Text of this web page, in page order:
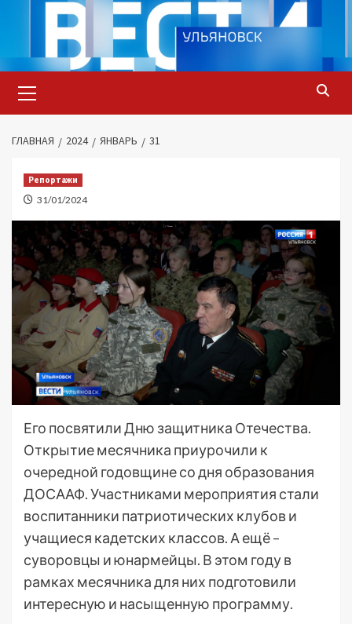
содержимому
меню
ГЛАВНАЯ 2024 ЯНВАРЬ 31
Репортажи
31/01/2024
Его посвятили Дню защитника Отечества.
Открытие месячника приурочили к
очередной годовщине со дня образования
ДОСААФ. Участниками мероприятия стали
воспитанники патриотических клубов и
учащиеся кадетских классов. А ещё –
суворовцы и юнармейцы. В этом году в
рамках месячника для них подготовили
интересную и насыщенную программу.